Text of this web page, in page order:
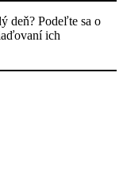
deň? Podeľte sa o
ich